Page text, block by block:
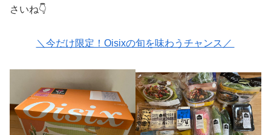
さいね👇
＼今だけ限定！Oisixの旬を味わうチャンス／